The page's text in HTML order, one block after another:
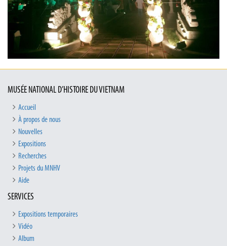
MUSÉE NATIONAL D’HISTOIRE DU VIETNAM
Accueil
À propos de nous
Nouvelles
Expositions
Recherches
Projets du MNHV
Aide
SERVICES
Expositions temporaires
Vidéo
Album